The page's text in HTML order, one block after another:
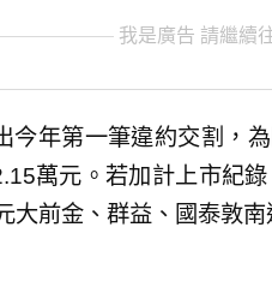
我是廣告 請繼續
今年第一筆違約交割，
萬元。若加計上市紀
大前金、群益、國泰敦